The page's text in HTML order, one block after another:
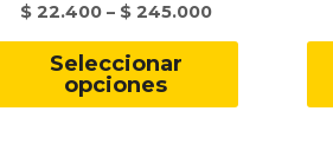
$22.400– $245.000
Seleccionar
opciones
Este
tiene